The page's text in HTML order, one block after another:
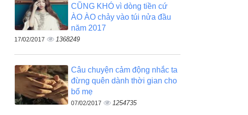
CŨNG KHÓ vì dòng tiền cứ
ÀO ÀO chảy vào túi nửa đầu
năm 2017
17/02/2017 1368249
Câu chuyện cảm động nhắc ta
đừng quên dành thời gian cho
bố mẹ
07/02/2017 1254735